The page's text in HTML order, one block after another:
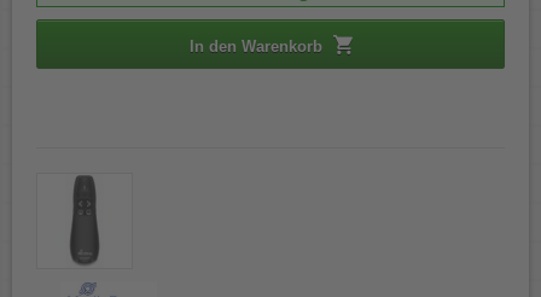
In den Warenkorb